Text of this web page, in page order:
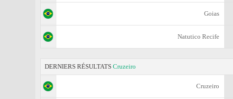
Goias
Natutico Recife
DERNIERS RÉSULTATS Cruzeiro
Cruzeiro